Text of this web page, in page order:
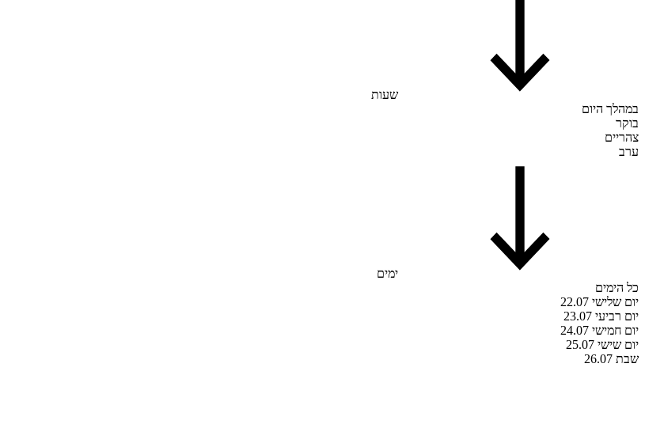
שעות
במהלך היום
בוקר
צהריים
ערב
ימים
כל הימים
יום שלישי 22.07
יום רביעי 23.07
יום חמישי 24.07
יום שישי 25.07
שבת 26.07